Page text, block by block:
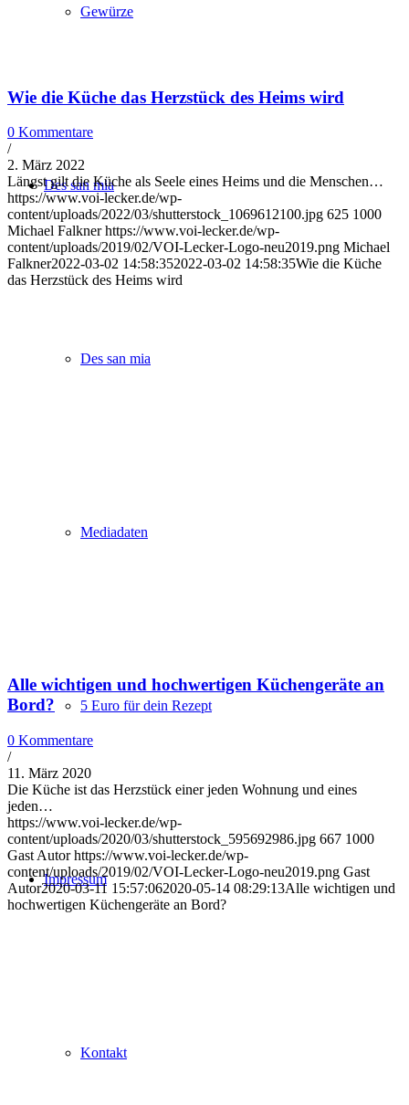
Gewürze
Des san mia
Des san mia
Mediadaten
5 Euro für dein Rezept
Impressum
Kontakt
Wie die Küche das Herzstück des Heims wird
0 Kommentare
/
2. März 2022
Längst gilt die Küche als Seele eines Heims und die Menschen…
https://www.voi-lecker.de/wp-
content/uploads/2022/03/shutterstock_1069612100.jpg 625 1000
Michael Falkner https://www.voi-lecker.de/wp-
content/uploads/2019/02/VOI-Lecker-Logo-neu2019.png Michael
Falkner2022-03-02 14:58:352022-03-02 14:58:35Wie die Küche
das Herzstück des Heims wird
Alle wichtigen und hochwertigen Küchengeräte an
Bord?
0 Kommentare
/
11. März 2020
Die Küche ist das Herzstück einer jeden Wohnung und eines
jeden…
https://www.voi-lecker.de/wp-
content/uploads/2020/03/shutterstock_595692986.jpg 667 1000
Gast Autor https://www.voi-lecker.de/wp-
content/uploads/2019/02/VOI-Lecker-Logo-neu2019.png Gast
Autor2020-03-11 15:57:062020-05-14 08:29:13Alle wichtigen und
hochwertigen Küchengeräte an Bord?